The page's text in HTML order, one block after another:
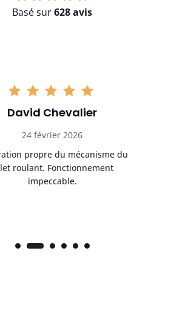
Basé sur628 avis
David Chevalier
24 février 2026
propre du mécanisme du
roulant. Fonctionnement
impeccable.